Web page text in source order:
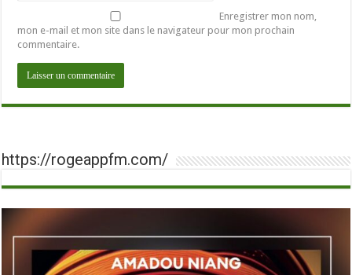
Enregistrer mon nom,
mon e-mail et mon site dans le navigateur pour mon prochain
commentaire.
https://rogeappfm.com/